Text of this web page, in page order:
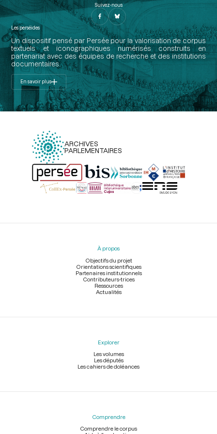
Suivez-nous
Les perséides
Un dispositif pensé par Persée pour la valorisation de corpus
textuels et iconographiques numérisés construits en
partenariat avec des équipes de recherche et des institutions
documentaires.
En savoir plus
ARCHIVES
PARLEMENTAIRES
Menu
À propos
Objectifs du projet
Orientations scientifiques
Partenaires institutionnels
Contributeurs-trices
Ressources
Actualités
Explorer
Les volumes
Les députés
Les cahiers de doléances
Comprendre
Comprendre le corpus